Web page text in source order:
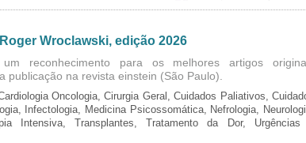
Wroclawski, edição 2026
reconhecimento para os melhores artigos
publicação na revista einstein (São Paulo).
Oncologia, Cirurgia Geral, Cuidados Paliativos,
Infectologia, Medicina Psicossomática, Nefrologia,
Intensiva, Transplantes, Tratamento da Dor,